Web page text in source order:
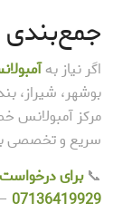
جمع‌بندی
اگر نیاز به
بوشهر، شیراز،
مرکز آمبولانس
سریع و تخصصی
📞برای
07136419929
–